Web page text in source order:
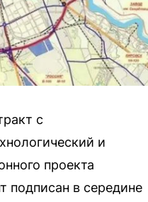
с
и
проекта
подписан в середине